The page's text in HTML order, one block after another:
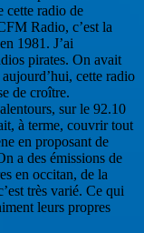
cette radio de
Radio, c’est la
1981. J’ai
pirates. On avait
cette radio
de croître.
sur le 92.10
à terme, couvrir tout
en proposant de
a des émissions de
en occitan, de la
très varié. Ce qui
leurs propres